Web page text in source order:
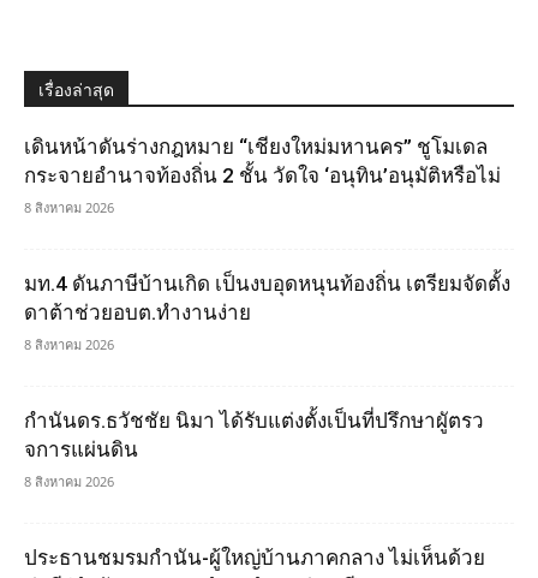
เรื่องล่าสุด
เดินหน้าดันร่างกฎหมาย “เชียงใหม่มหานคร” ชูโมเดล
กระจายอำนาจท้องถิ่น 2 ชั้น วัดใจ ‘อนุทิน’อนุมัติหรือไม่
8 สิงหาคม 2026
มท.4 ดันภาษีบ้านเกิด เป็นงบอุดหนุนท้องถิ่น เตรียมจัดตั้ง
ดาต้าช่วยอบต.ทำงานง่าย
8 สิงหาคม 2026
กำนันดร.ธวัชชัย นิมา ได้รับแต่งตั้งเป็นที่ปรึกษาผูัตรว
จการแผ่นดิน
8 สิงหาคม 2026
ประธานชมรมกำนัน-ผู้ใหญ่บ้านภาคกลาง ไม่เห็นด้วย